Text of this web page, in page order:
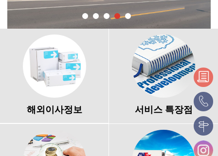
해외이사정보 서비스 특장점